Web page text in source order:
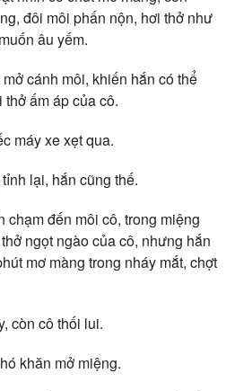
đôi môi phấn nộn, hơi thở như
âu yếm.
cánh môi, khiến hắn có thể
ấm áp của cô.
máy xe xẹt qua.
lại, hắn cũng thế.
chạm đến môi cô, trong miệng
ngọt ngào của cô, nhưng hắn
mơ màng trong nháy mắt, chợt
còn cô thối lui.
khăn mở miệng.